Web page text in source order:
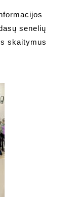
senelių
skaitymus